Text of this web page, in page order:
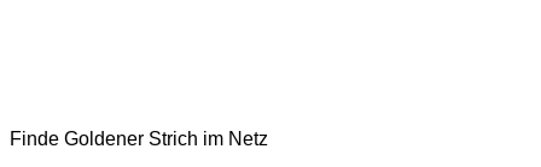
Finde Goldener Strich im Netz